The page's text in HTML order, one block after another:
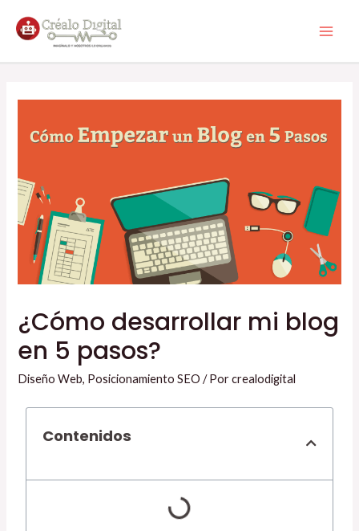
¿Cómo desarrollar mi blog
en 5 pasos?
Diseño Web, Posicionamiento SEO / Porcrealodigital
Contenidos